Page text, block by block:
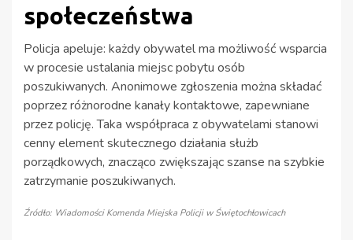
społeczeństwa
Policja apeluje: każdy obywatel ma możliwość wsparcia
w procesie ustalania miejsc pobytu osób
poszukiwanych. Anonimowe zgłoszenia można składać
poprzez różnorodne kanały kontaktowe, zapewniane
przez policję. Taka współpraca z obywatelami stanowi
cenny element skutecznego działania służb
porządkowych, znacząco zwiększając szanse na szybkie
zatrzymanie poszukiwanych.
Źródło: Wiadomości Komenda Miejska Policji w Świętochłowicach